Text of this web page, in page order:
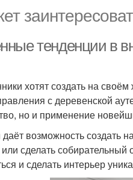
тенденции в
хотят создать на
с деревенской
но и применение
возможность создать
сделать собирательный
и сделать интерьер